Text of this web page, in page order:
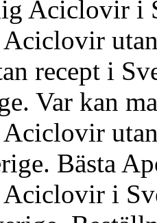
Aciclovir i
recept i
Var kan
Bästa
i